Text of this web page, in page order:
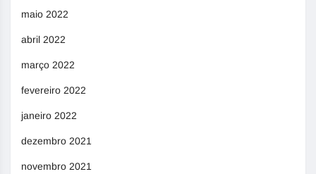
maio 2022
abril 2022
março 2022
fevereiro 2022
janeiro 2022
dezembro 2021
novembro 2021